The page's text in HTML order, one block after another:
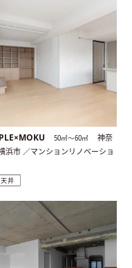
50㎡〜60㎡
神奈
浜市 ／マンションリノベーショ
井